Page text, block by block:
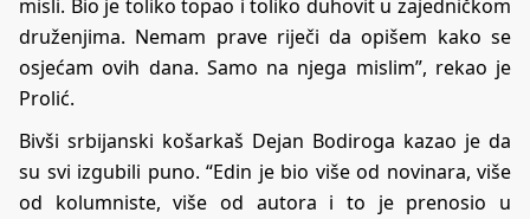
misli. Bio je toliko topao i toliko duhovit u zajedničkom
druženjima. Nemam prave riječi da opišem kako se
osjećam ovih dana. Samo na njega mislim”, rekao je
Prolić.
Bivši srbijanski košarkaš Dejan Bodiroga kazao je da
su svi izgubili puno. “Edin je bio više od novinara, više
od kolumniste, više od autora i to je prenosio u